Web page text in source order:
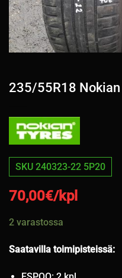
235/55R18
SKU 240323-22 5P20
70,00€/kpl
2 varastossa
Saatavilla toimipisteissä: